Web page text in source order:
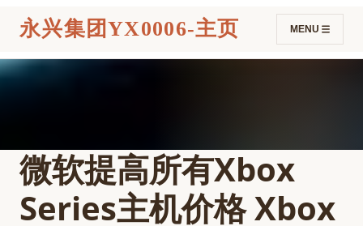
永兴集团YX0006-主页 MENU
微软提高所有Xbox
Series主机价格 Xbox